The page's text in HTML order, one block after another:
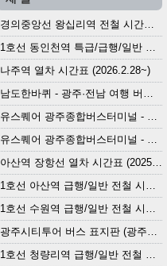
경의중앙선 왕십리역 전철 시간표 (2026.4.20~)
나주역 열차 시간표 (2026.2.28~)
아산역 장항선 열차 시간표 (2025.12.30 기준) (무궁화호, ITX-마음, 새마을호, 서해금빛열차)